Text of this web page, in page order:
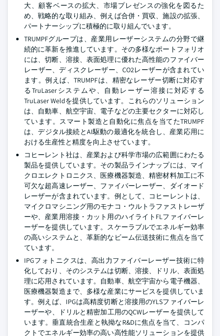
大、顧客ベースの拡大、市場プレゼンスの強化を図るた
め、戦略的な取り組み、例えば合併・買収、施設の拡張、
パートナーシップに積極的に取り組んでいます。
TRUMPFグループは、産業用レーザーシステムの分野で継
続的に革新を推進しています。その多様なポートフォリオ
には、切断、溶接、表面処理に優れた高性能のファイバー
レーザー、ディスクレーザー、CO2レーザーが含まれてい
ます。例えば、TRUMPFは、精密なレーザー切断に対応す
るTruLaserシステムや、自動レーザー溶接に対応する
TruLaser Weldを提供しています。これらのソリューション
は、自動車、航空宇宙、電子などの主要セクターに対応し
ています。スマート製造と自動化に焦点を当てたTRUMPF
は、デジタル接続とAI駆動の最適化を統合し、産業応用に
おける生産性と精度を向上させています。
コヒーレント社は、産業および科学市場の広範囲にわたる
製品を提供しています。その製品ラインナップには、マイ
クロエレクトロニクス、医療機器製造、精密材料加工に不
可欠な超高速レーザー、ファイバーレーザー、ダイオード
レーザーが含まれています。例として、コヒーレントは、
マイクロマシニング用のモナコ・ウルトラファストレーザ
ーや、産業用溶接・カット用のハイライトFLファイバーレ
ーザーを提供しています。スケーラブルでエネルギー効率
の高いシステムと、革新的なビーム伝送技術に焦点を当て
ています。
IPGフォトニクスは、高出力ファイバーレーザー技術に特
化しており、そのシステムは切断、溶接、ドリル、表面処
理に応用されています。自動車、航空宇宙から電子機器、
医療機器製造まで、多様な産業にサービスを提供していま
す。例えば、IPGは高精度切断と溶接用のYLSファイバーレ
ーザーや、ドリルと精密加工用のQCWレーザーを提供して
います。垂直統合生産と執拗なR&Dに焦点を当て、コンパ
クトでエネルギー効率の高い高性能ソリューションを提供